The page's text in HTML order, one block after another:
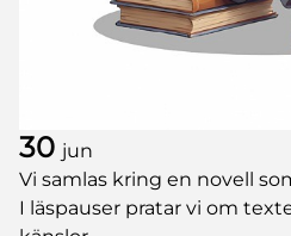
30 jun
Vi samlas kring en novell
I läspauser pratar vi om